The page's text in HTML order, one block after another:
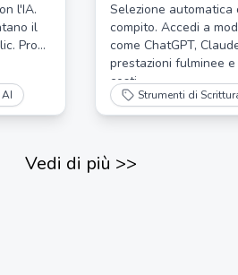
l'IA.
il
Prova
Selezione
compito. Accedi a
come ChatGPT,
prestazioni fulminee
costi.
Strumenti di
Vedi di più >>